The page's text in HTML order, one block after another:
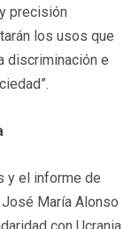
precisión
los usos que
discriminación e
y el informe de
María Alonso
con Ucrania